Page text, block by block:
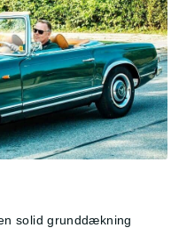
solid grunddækning